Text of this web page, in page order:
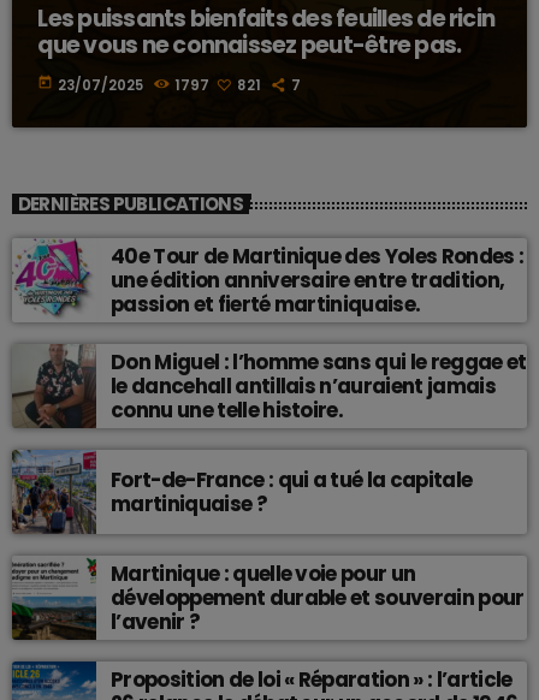
Les puissants bienfaits des feuilles de ricin
que vous ne connaissez peut-être pas.
today 23/07/2025 1797 821 7
DERNIÈRES PUBLICATIONS
40e Tour de Martinique des Yoles Rondes :
une édition anniversaire entre tradition,
passion et fierté martiniquaise.
Don Miguel : l’homme sans qui le reggae et
le dancehall antillais n’auraient jamais
connu une telle histoire.
Fort-de-France : qui a tué la capitale
martiniquaise ?
Martinique : quelle voie pour un
développement durable et souverain pour
l’avenir ?
Proposition de loi « Réparation » : l’article